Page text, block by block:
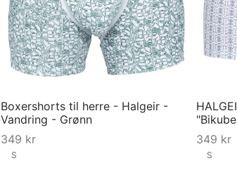
Boxershorts til herre - Halgeir -
Vandring - Grønn
349 kr
S
349 kr
S